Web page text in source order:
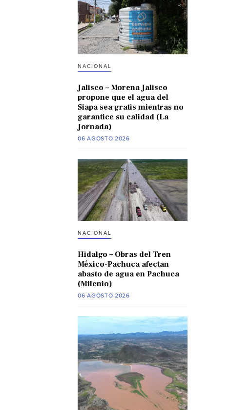
NACIONAL
Jalisco – Morena Jalisco
propone que el agua del
Siapa sea gratis mientras no
garantice su calidad (La
Jornada)
06 AGOSTO 2026
NACIONAL
Hidalgo – Obras del Tren
México-Pachuca afectan
abasto de agua en Pachuca
(Milenio)
06 AGOSTO 2026